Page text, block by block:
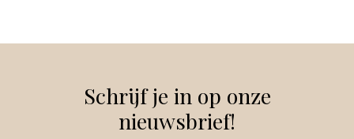
optie
kan
Schrijf je in op onze
nieuwsbrief!